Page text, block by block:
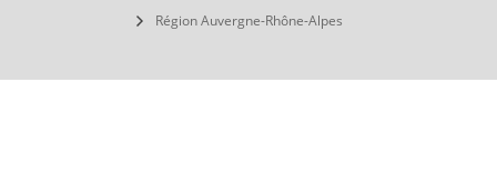
Région Auvergne-Rhône-Alpes